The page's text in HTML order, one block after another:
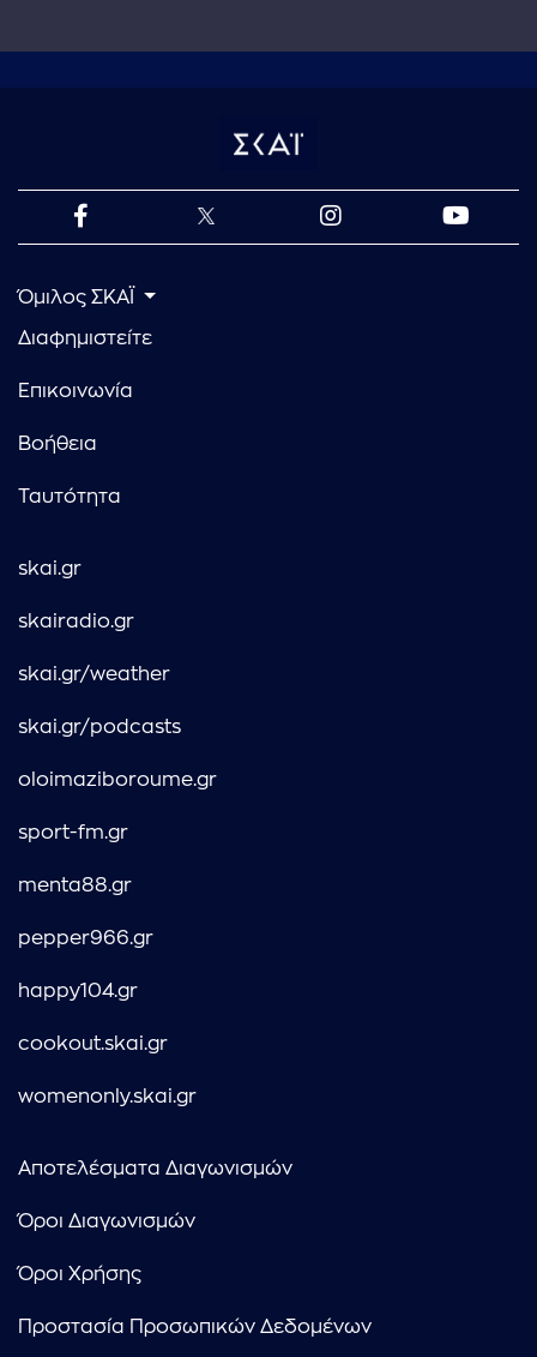
Όμιλος ΣΚΑΪ
Διαφημιστείτε
Επικοινωνία
Βοήθεια
Ταυτότητα
skai.gr
skairadio.gr
skai.gr/weather
skai.gr/podcasts
oloimaziboroume.gr
sport-fm.gr
menta88.gr
pepper966.gr
happy104.gr
cookout.skai.gr
womenonly.skai.gr
Αποτελέσματα Διαγωνισμών
Όροι Διαγωνισμών
Όροι Χρήσης
Προστασία Προσωπικών Δεδομένων